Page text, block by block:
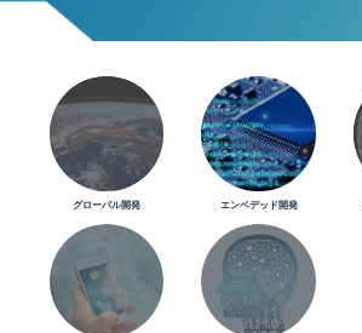
グローバル開発 エンベデッド開発